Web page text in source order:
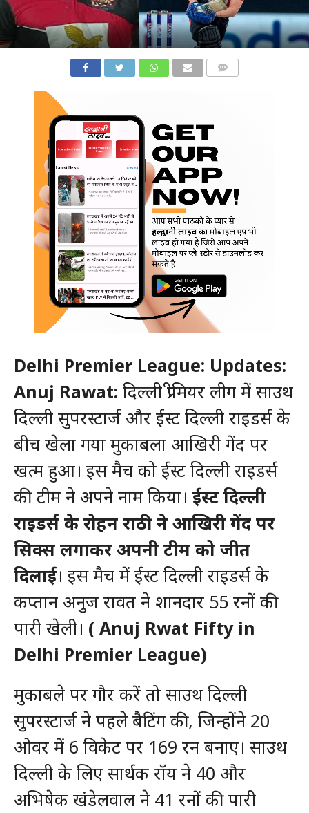
Delhi Premier League: Updates:
Anuj Rawat: दिल्ली प्रीमियर लीग में साउथ
दिल्ली सुपरस्टार्ज और ईस्ट दिल्ली राइडर्स के
बीच खेला गया मुकाबला आखिरी गेंद पर
खत्म हुआ। इस मैच को ईस्ट दिल्ली राइडर्स
की टीम ने अपने नाम किया। ईस्ट दिल्ली
राइडर्स के रोहन राठी ने आखिरी गेंद पर
सिक्स लगाकर अपनी टीम को जीत
दिलाई। इस मैच में ईस्ट दिल्ली राइडर्स के
कप्तान अनुज रावत ने शानदार 55 रनों की
पारी खेली। ( Anuj Rwat Fifty in
Delhi Premier League)
मुकाबले पर गौर करें तो साउथ दिल्ली
सुपरस्टार्ज ने पहले बैटिंग की, जिन्होंने 20
ओवर में 6 विकेट पर 169 रन बनाए। साउथ
दिल्ली के लिए सार्थक रॉय ने 40 और
अभिषेक खंडेलवाल ने 41 रनों की पारी